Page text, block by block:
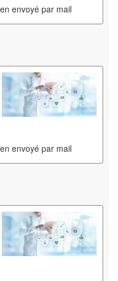
envoyé par mail
envoyé par mail